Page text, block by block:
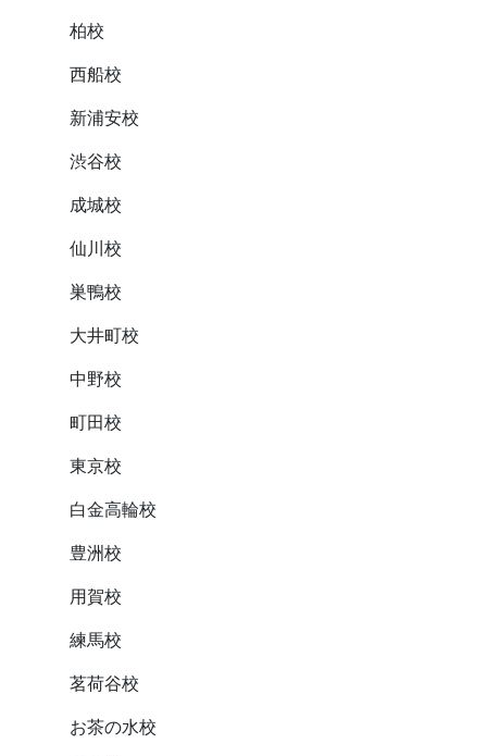
柏校
西船校
新浦安校
渋谷校
成城校
仙川校
巣鴨校
大井町校
中野校
町田校
東京校
白金高輪校
豊洲校
用賀校
練馬校
茗荷谷校
お茶の水校